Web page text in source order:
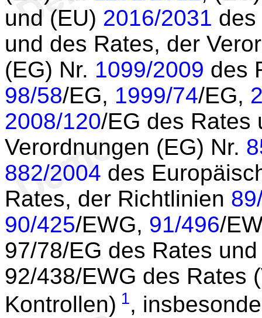
und (EU) 2016/2031 des
und des Rates, der
(EG) Nr. 1099/2009 des
98/58/EG, 1999/74/EG,
2008/120/EG des Rates
Verordnungen (EG) Nr.
882/2004 des
Rates, der Richtlinien
90/425/EWG, 91/496/
97/78/EG des Rates
92/438/EWG des Rates
Kontrollen) 1,